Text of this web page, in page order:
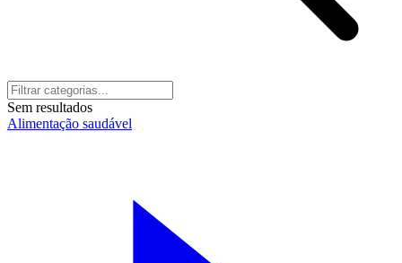
Sem resultados
Alimentação saudável